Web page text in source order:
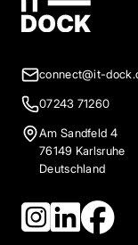
connect@it-
07243 71260
Am Sandfeld 4
76149 Karlsruhe
Deutschland